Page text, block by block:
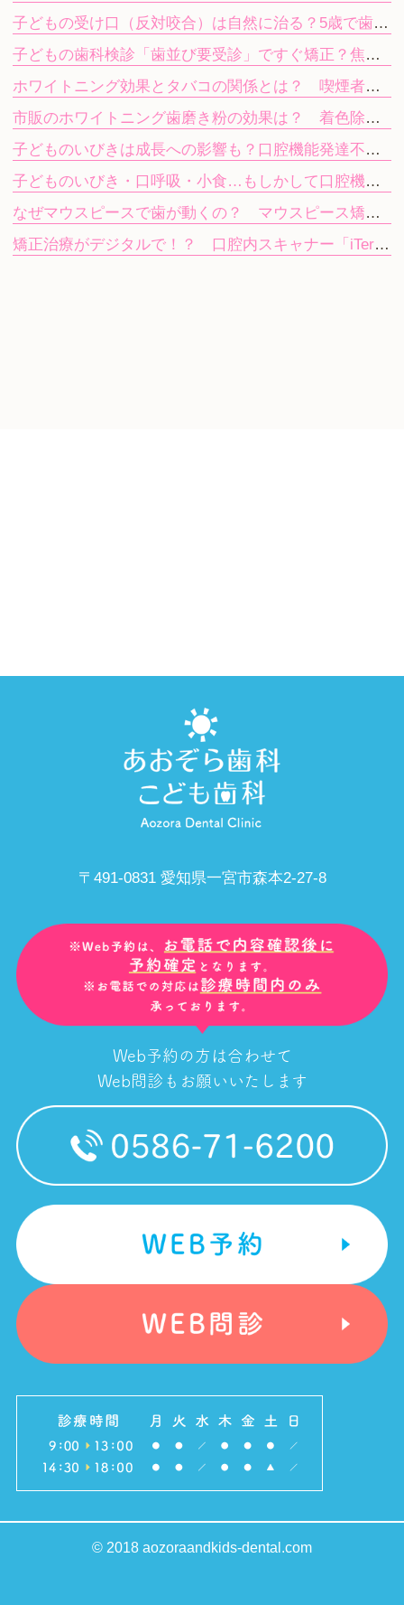
子どもの受け口（反対咬合）は自然に治る？5歳で歯科を受診する目安
子どもの歯科検診「歯並び要受診」ですぐ矯正？焦らず進む次のステップ
ホワイトニング効果とタバコの関係とは？ 喫煙者が知っておきたい注意点
市販のホワイトニング歯磨き粉の効果は？ 着色除去と歯科ホワイトニングの違い
子どものいびきは成長への影響も？口腔機能発達不全症を放置するリスク
子どものいびき・口呼吸・小食…もしかして口腔機能発達不全症？
なぜマウスピースで歯が動くの？ マウスピース矯正（インビザライン）の仕組み
矯正治療がデジタルで！？ 口腔内スキャナー「iTero」で歯型採りの気持ち悪さを軽減
〒491-0831 愛知県一宮市森本2-27-8
Web予約の方は合わせて
Web問診もお願いいたします
© 2018 aozoraandkids-dental.com